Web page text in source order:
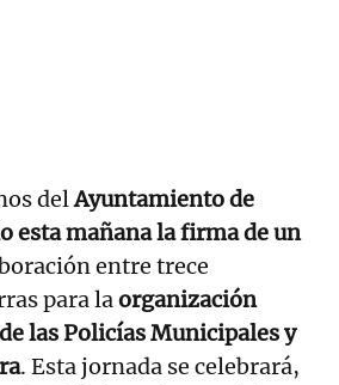
delAyuntamiento de
esta mañana la firma de un
entre trece
para laorganización
las Policías Municipales y
. Esta jornada se celebrará,